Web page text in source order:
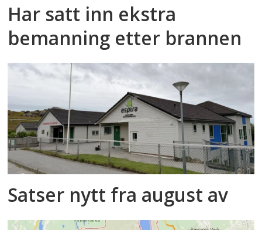
Har satt inn ekstra
bemanning etter brannen
Satser nytt fra august av